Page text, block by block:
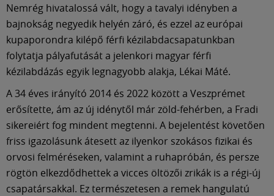
Nemrég hivatalossá vált, hogy a tavalyi idényben a
bajnokság negyedik helyén záró, és ezzel az európai
kupaporondra kilépő férfi kézilabdacsapatunkban
folytatja pályafutását a jelenkori magyar férfi
kézilabdázás egyik legnagyobb alakja, Lékai Máté.
A 34 éves irányító 2014 és 2022 között a Veszprémet
erősítette, ám az új idénytől már zöld-fehérben, a Fradi
sikereiért fog mindent megtenni. A bejelentést követően
friss igazolásunk átesett az ilyenkor szokásos fizikai és
orvosi felméréseken, valamint a ruhapróbán, és persze
rögtön elkezdődhettek a vicces öltözői zrikák is a régi-új
csapatársakkal. Ez természetesen a remek hangulatú
Közösség
Múzeum
English